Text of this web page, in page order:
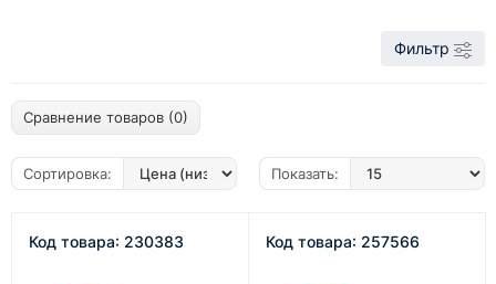
Фильтр
Сравнение товаров (0)
Сортировка: Показать:
Код товара: 230383 Код товара: 257566